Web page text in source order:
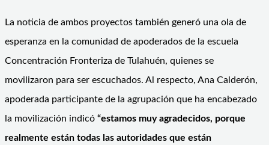
La noticia de ambos proyectos también generó una ola de
esperanza en la comunidad de apoderados de la escuela
Concentración Fronteriza de Tulahuén, quienes se
movilizaron para ser escuchados. Al respecto, Ana Calderón,
apoderada participante de la agrupación que ha encabezado
la movilización indicó “estamos muy agradecidos, porque
realmente están todas las autoridades que están